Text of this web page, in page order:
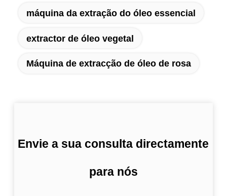
máquina da extração do óleo essencial
extractor de óleo vegetal
Máquina de extracção de óleo de rosa
Envie a sua consulta directamente
para nós